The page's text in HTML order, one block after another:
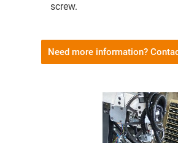
screw.
Need more information?